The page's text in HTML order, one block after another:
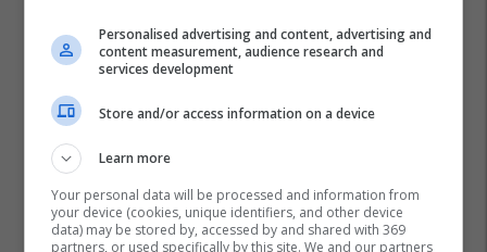
Personalised advertising and content, advertising and
content measurement, audience research and
services development
Store and/or access information on a device
Learn more
Your personal data will be processed and information from
your device (cookies, unique identifiers, and other device
data) may be stored by, accessed by and shared with 369
partners, or used specifically by this site. We and our partners